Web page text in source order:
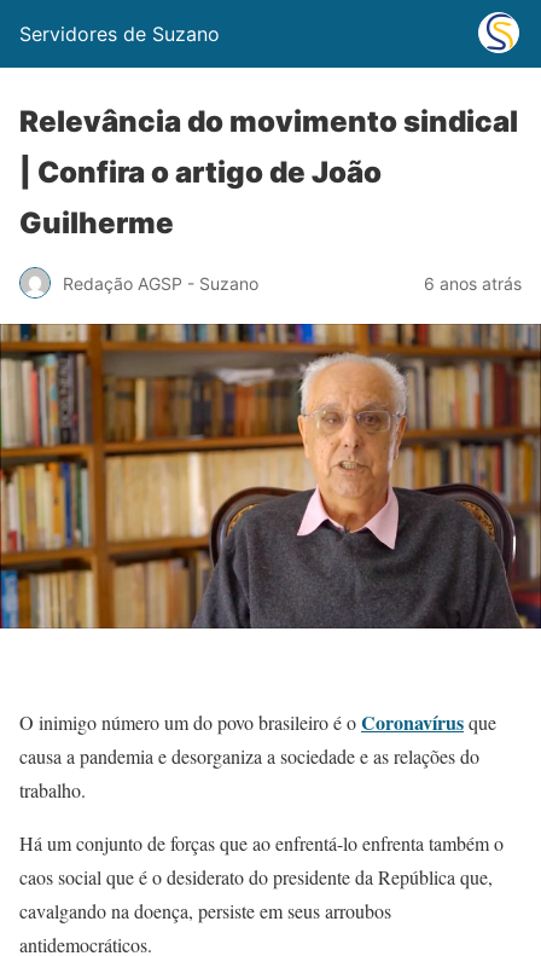
Servidores de Suzano
Relevância do movimento sindical
| Confira o artigo de João
Guilherme
Redação AGSP - Suzano 6 anos atrás
O inimigo número um do povo brasileiro é oCoronavírusque
causa a pandemia e desorganiza a sociedade e as relações do
trabalho.
Há um conjunto de forças que ao enfrentá-lo enfrenta também o
caos social que é o desiderato do presidente da República que,
cavalgando na doença, persiste em seus arroubos
antidemocráticos.